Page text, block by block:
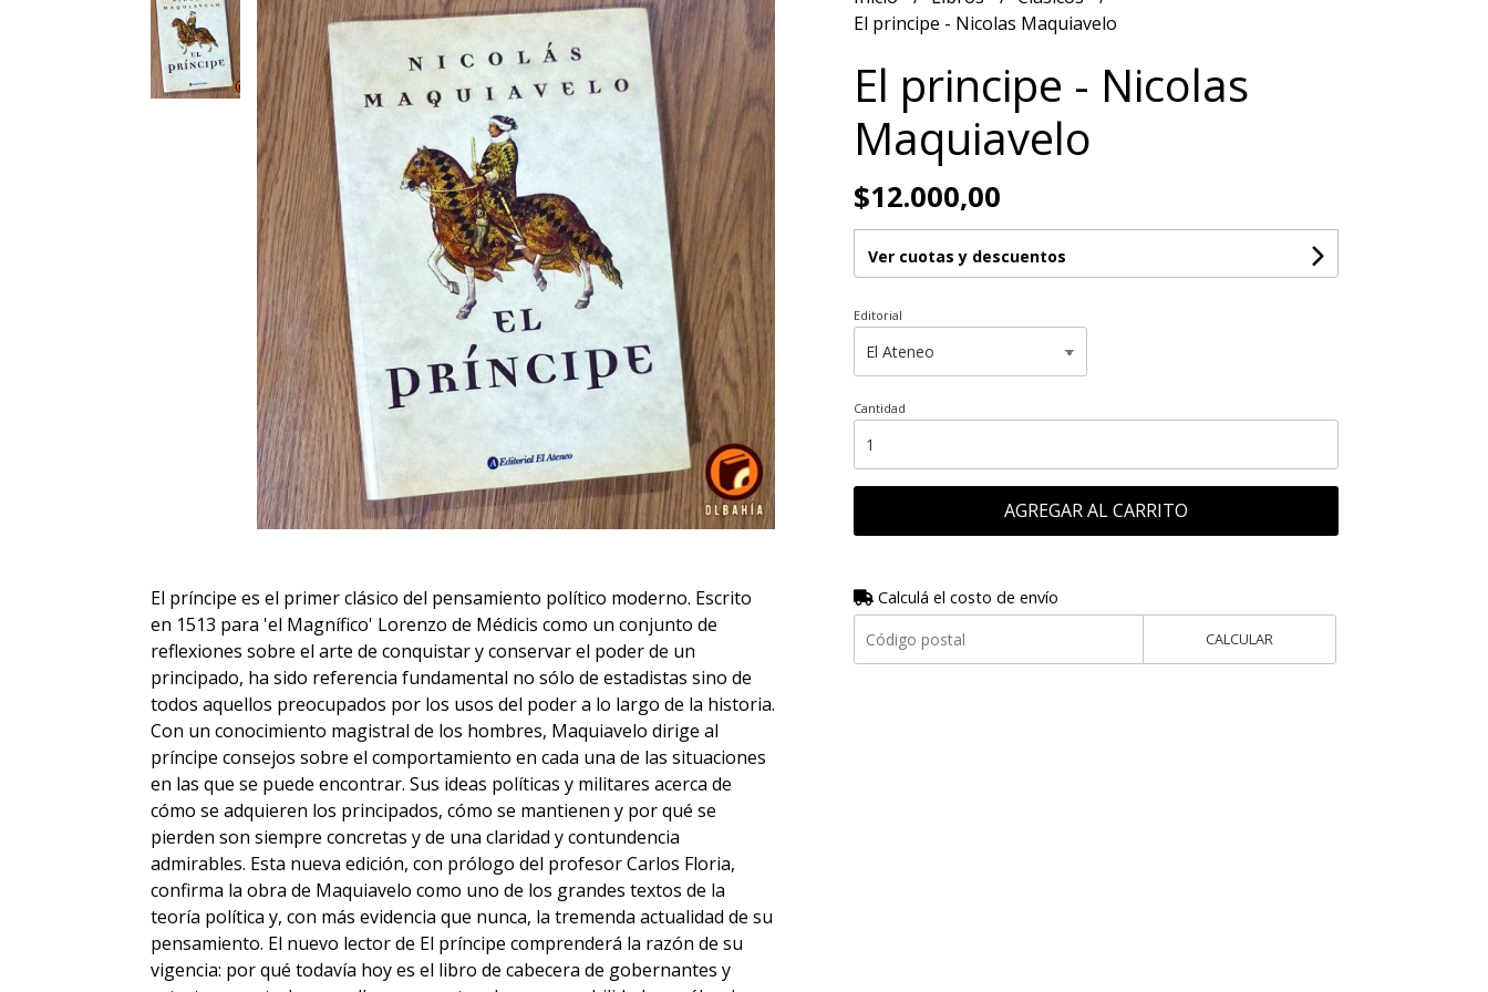
El príncipe es el primer clásico del pensamiento político moderno. Escrito
en 1513 para 'el Magnífico' Lorenzo de Médicis como un conjunto de
reflexiones sobre el arte de conquistar y conservar el poder de un
principado, ha sido referencia fundamental no sólo de estadistas sino de
todos aquellos preocupados por los usos del poder a lo largo de la historia.
Con un conocimiento magistral de los hombres, Maquiavelo dirige al
príncipe consejos sobre el comportamiento en cada una de las situaciones
en las que se puede encontrar. Sus ideas políticas y militares acerca de
cómo se adquieren los principados, cómo se mantienen y por qué se
pierden son siempre concretas y de una claridad y contundencia
admirables. Esta nueva edición, con prólogo del profesor Carlos Floria,
confirma la obra de Maquiavelo como uno de los grandes textos de la
teoría política y, con más evidencia que nunca, la tremenda actualidad de su
pensamiento. El nuevo lector de El príncipe comprenderá la razón de su
vigencia: por qué todavía hoy es el libro de cabecera de gobernantes y
El principe - Nicolas Maquiavelo
El principe - Nicolas
Maquiavelo
$12.000,00
Ver cuotas y descuentos
Editorial
Cantidad
AGREGAR AL CARRITO
Calculá el costo de envío
CALCULAR